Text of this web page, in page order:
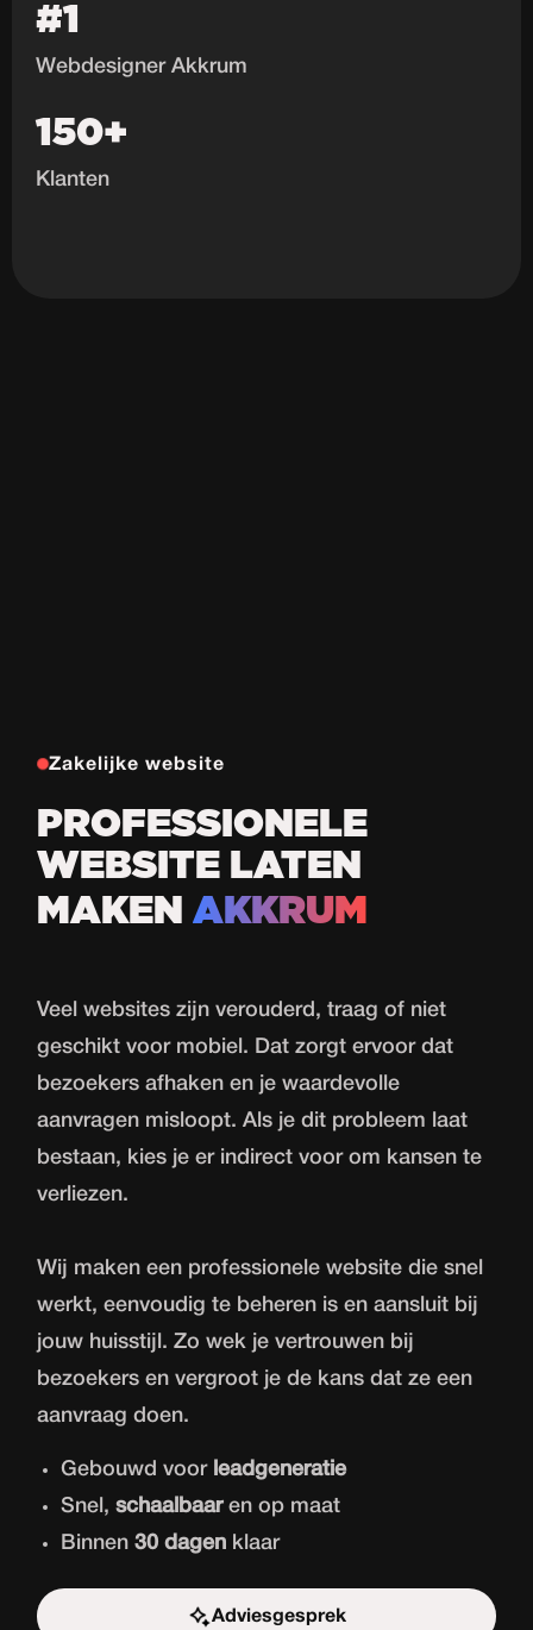
#1
Webdesigner Akkrum
150+
Klanten
Zakelijke website
PROFESSIONELE
WEBSITE LATEN
MAKENAKKRUM
Veelwebsites zijn verouderd, traag of niet
geschikt voor mobiel. Dat zorgt ervoor dat
bezoekers afhaken en je waardevolle
aanvragen misloopt. Als je dit probleem laat
bestaan, kies je er indirect voor om kansen te
verliezen.
Wij maken een professionele website die snel
werkt, eenvoudig te beheren is en aansluit bij
jouw huisstijl. Zo wek je vertrouwen bij
bezoekers en vergroot je de kans dat ze een
aanvraag doen.
Gebouwd voor leadgeneratie
Snel,schaalbaaren op maat
Binnen30 dagen klaar
Adviesgesprek